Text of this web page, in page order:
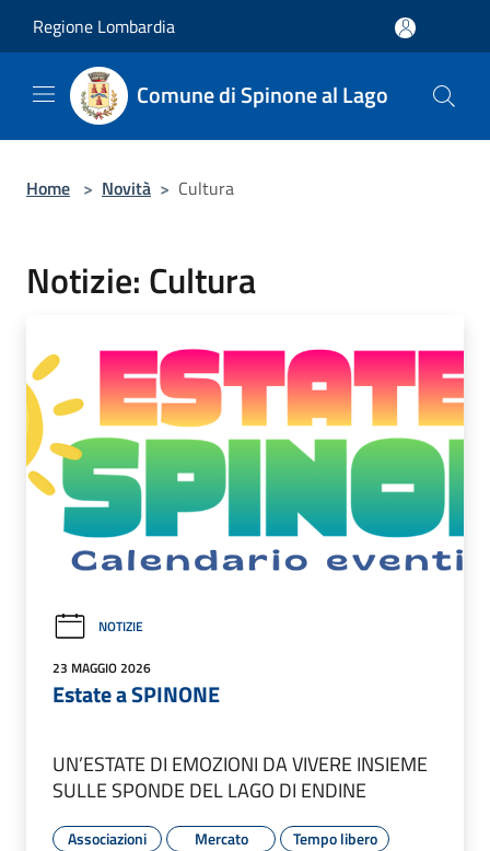
Regione Lombardia
Comune di Spinone al Lago
Home > Novità > Cultura
Notizie: Cultura
NOTIZIE
23 MAGGIO 2026
Estate a SPINONE
UN’ESTATE DI EMOZIONI DA VIVERE INSIEME
SULLE SPONDE DEL LAGO DI ENDINE
Associazioni Mercato
Tempo libero